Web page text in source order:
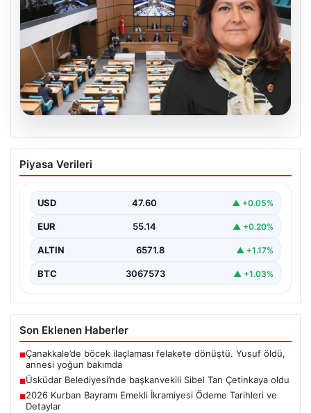
05.08.2026
Üsküdar Belediyesi’nde başkanvekili
Sibel Tan Çetinkaya oldu
Piyasa Verileri
USD 47.60 ▲ +0.05%
EUR 55.14 ▲ +0.20%
ALTIN 6571.8 ▲ +1.17%
BTC 3067573 ▲ +1.03%
Son Eklenen Haberler
■Çanakkale’de böcek ilaçlaması felakete dönüştü. Yusuf öldü,
annesi yoğun bakımda
■Üsküdar Belediyesi’nde başkanvekili Sibel Tan Çetinkaya oldu
■2026 Kurban Bayramı Emekli İkramiyesi Ödeme Tarihleri ve
Detaylar